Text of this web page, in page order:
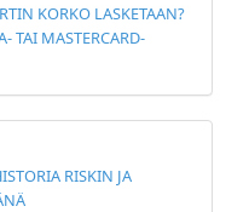
KORKO LASKETAAN?
TAI MASTERCARD-
RISKIN JA